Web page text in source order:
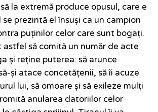
la extremă produce opusul, care e
prezintă el însuși ca un campion
puținilor celor care sunt bogați.
să comită un număr de acte
și reține puterea: să arunce
și atace concetățenii, să îi acuze
lui, să omoare și să exileze mulți
anularea datoriilor celor